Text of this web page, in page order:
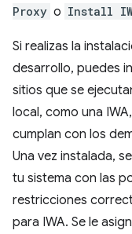
Proxy o Install
Si realizas la
desarrollo, puedes
sitios que se
local, como una
cumplan con los
Una vez instalada,
tu sistema con las
restricciones
para IWA. Se le